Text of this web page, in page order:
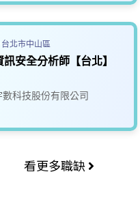
台北市中山區
訊安全分析師【台北】
數科技股份有限公司
看更多職缺